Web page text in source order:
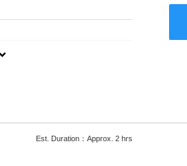
Est. Duration：Approx. 2 hrs